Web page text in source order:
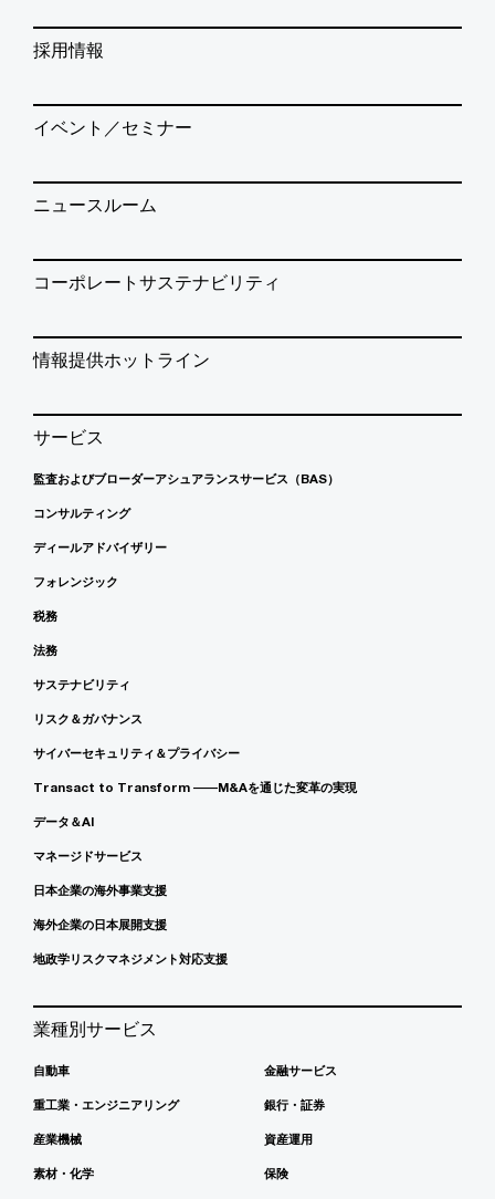
採用情報
イベント／セミナー
ニュースルーム
コーポレートサステナビリティ
情報提供ホットライン
サービス
監査およびブローダーアシュアランスサービス（BAS）
コンサルティング
ディールアドバイザリー
フォレンジック
税務
法務
サステナビリティ
リスク＆ガバナンス
サイバーセキュリティ＆プライバシー
Transact to Transform ――M&Aを通じた変革の実現
データ＆AI
マネージドサービス
日本企業の海外事業支援
海外企業の日本展開支援
地政学リスクマネジメント対応支援
業種別サービス
自動車
重工業・エンジニアリング
産業機械
素材・化学
金融サービス
銀行・証券
資産運用
保険